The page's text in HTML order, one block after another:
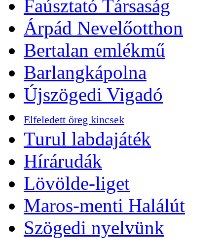
Faúsztató Társaság
Árpád Nevelőotthon
Bertalan emlékmű
Barlangkápolna
Újszögedi Vigadó
Elfeledett öreg kincsek
Turul labdajáték
Hírárudák
Lövölde-liget
Maros-menti Halálút
Szögedi nyelvünk